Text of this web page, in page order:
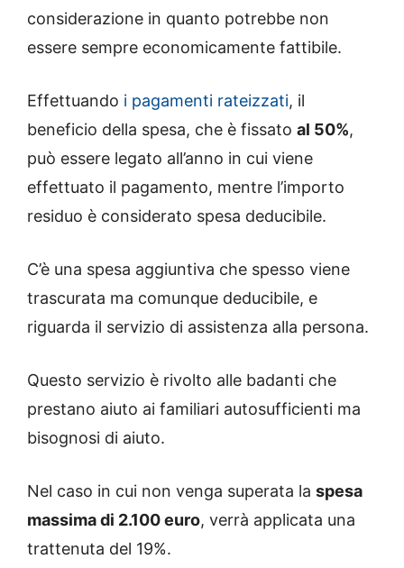
considerazione in quanto potrebbe non
essere sempre economicamente fattibile.
Effettuando i pagamenti rateizzati, il
beneficio della spesa, che è fissato al 50%,
può essere legato all’anno in cui viene
effettuato il pagamento, mentre l’importo
residuo è considerato spesa deducibile.
C’è una spesa aggiuntiva che spesso viene
trascurata ma comunque deducibile, e
riguarda il servizio di assistenza alla persona.
Questo servizio è rivolto alle badanti che
prestano aiuto ai familiari autosufficienti ma
bisognosi di aiuto.
Nel caso in cui non venga superata la spesa
massima di 2.100 euro, verrà applicata una
trattenuta del 19%.